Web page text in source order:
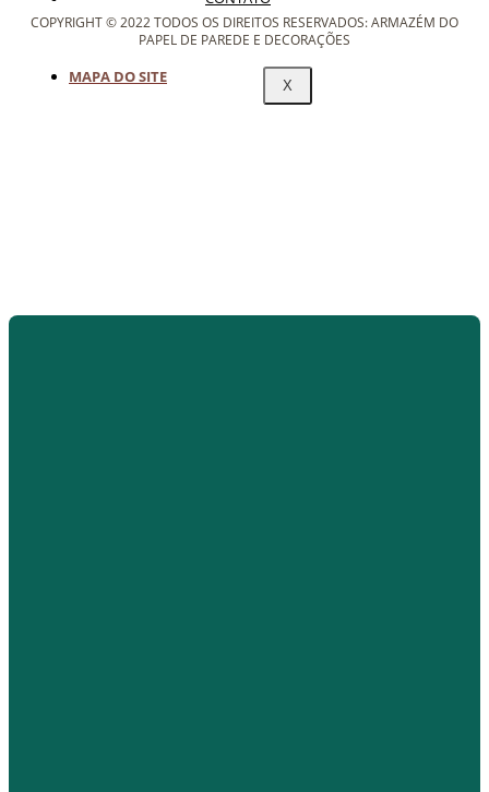
X
COPYRIGHT © 2022 TODOS OS DIREITOS RESERVADOS: ARMAZÉM DO
PAPEL DE PAREDE E DECORAÇÕES
MAPA DO SITE